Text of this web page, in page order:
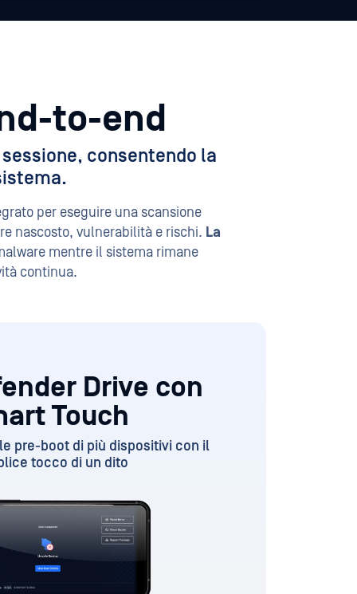
to-end
consentendo la
per eseguire una scansione
nascosto, vulnerabilità e rischi. La
mentre il sistema rimane
continua.
Drive con
Touch
pre-boot di più dispositivi con il
tocco di un dito